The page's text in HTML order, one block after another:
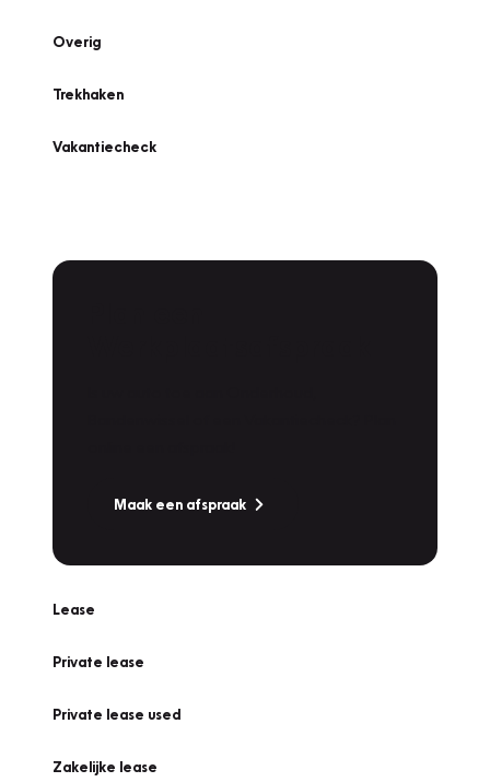
Overig
Trekhaken
Vakantiecheck
Maak een afspraak
Lease
Private lease
Private lease used
Zakelijke lease